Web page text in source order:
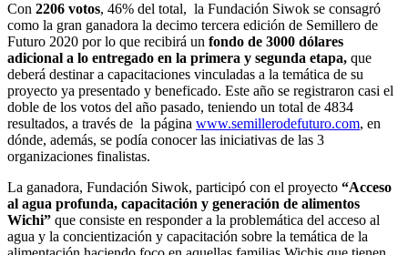
Con 2206 votos, 46% del total, la Fundación Siwok se consagró
como la gran ganadora la decimo tercera edición de Semillero de
Futuro 2020 por lo que recibirá un fondo de 3000 dólares
adicional a lo entregado en la primera y segunda etapa, que
deberá destinar a capacitaciones vinculadas a la temática de su
proyecto ya presentado y beneficado. Este año se registraron casi el
doble de los votos del año pasado, teniendo un total de 4834
resultados, a través de la página www.semillerodefuturo.com, en
dónde, además, se podía conocer las iniciativas de las 3
organizaciones finalistas.
La ganadora, Fundación Siwok, participó con el proyecto “Acceso
al agua profunda, capacitación y generación de alimentos
Wichi” que consiste en responder a la problemática del acceso al
agua y la concientización y capacitación sobre la temática de la